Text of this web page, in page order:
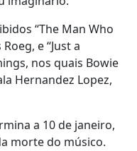
“The Man Who
e “Just a
nos quais Bowie
Hernandez Lopez,
a 10 de janeiro,
morte do músico.